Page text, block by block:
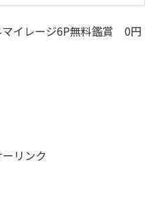
イレージ6P無料鑑賞 0円
リンク